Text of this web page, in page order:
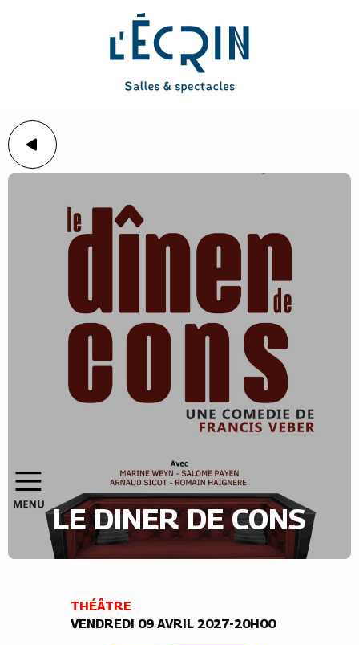
LE DINER DE CONS
THÉÂTRE
VENDREDI 09 AVRIL 2027-20H00